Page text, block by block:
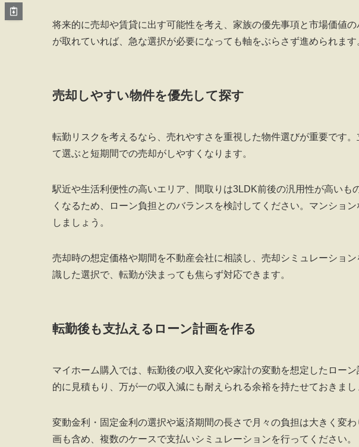
将来的に売却や賃貸に出す可能性を考え、家族の優先事項と市場価値
が取れていれば、急な選択が必要になっても軸をぶらさず進められます
売却しやすい物件を優先して探す
転勤リスクを考えるなら、売れやすさを重視した物件選びが重要です
て選ぶと短期間での売却がしやすくなります。
駅近や生活利便性の高いエリア、間取りは3LDK前後の汎用性が高いも
くなるため、ローン負担とのバランスを検討してください。マンショ
しましょう。
売却時の想定価格や期間を不動産会社に相談し、売却シミュレーショ
識した選択で、転勤が決まっても焦らず対応できます。
転勤後も支払えるローン計画を作る
マイホーム購入では、転勤後の収入変化や家計の変動を想定したロー
的に見積もり、万が一の収入減にも耐えられる余裕を持たせておきまし
変動金利・固定金利の選択や返済期間の長さで月々の負担は大きく変
画も含め、複数のケースで支払いシミュレーションを行ってください。